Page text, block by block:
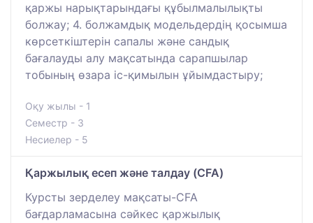
қаржы нарықтарындағы құбылмалылықты
болжау; 4. болжамдық модельдердің қосымша
көрсеткіштерін сапалы және сандық
бағалауды алу мақсатында сарапшылар
тобының өзара іс-қимылын ұйымдастыру;
Оқу жылы - 1
Семестр - 3
Несиелер - 5
Қаржылық есеп және талдау (CFA)
Курсты зерделеу мақсаты-CFA
бағдарламасына сәйкес қаржылық